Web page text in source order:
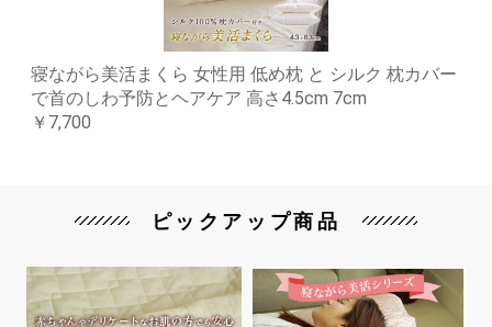
寝ながら美活まくら 女性用 低め枕 と シルク 枕カバー
で首のしわ予防とヘアケア 高さ4.5cm 7cm
￥7,700
ピックアップ商品